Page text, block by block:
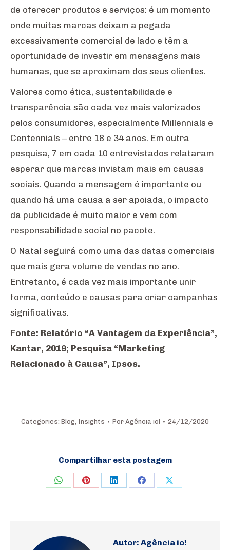
de oferecer produtos e serviços: é um momento
onde muitas marcas deixam a pegada
excessivamente comercial de lado e têm a
oportunidade de investir em mensagens mais
humanas, que se aproximam dos seus clientes.
Valores como ética, sustentabilidade e
transparência são cada vez mais valorizados
pelos consumidores, especialmente Millennials e
Centennials – entre 18 e 34 anos. Em outra
pesquisa, 7 em cada 10 entrevistados relataram
esperar que marcas invistam mais em causas
sociais. Quando a mensagem é importante ou
quando há uma causa a ser apoiada, o impacto
da publicidade é muito maior e vem com
responsabilidade social no pacote.
O Natal seguirá como uma das datas comerciais
que mais gera volume de vendas no ano.
Entretanto, é cada vez mais importante unir
forma, conteúdo e causas para criar campanhas
significativas.
Fonte: Relatório “A Vantagem da Experiência”,
Kantar, 2019; Pesquisa “Marketing
Relacionado à Causa”, Ipsos.
Categories: Blog, Insights Por Agência io! 24/12/2020
Compartilhar esta postagem
Share Share Share Share Share
Autor: Agência io!